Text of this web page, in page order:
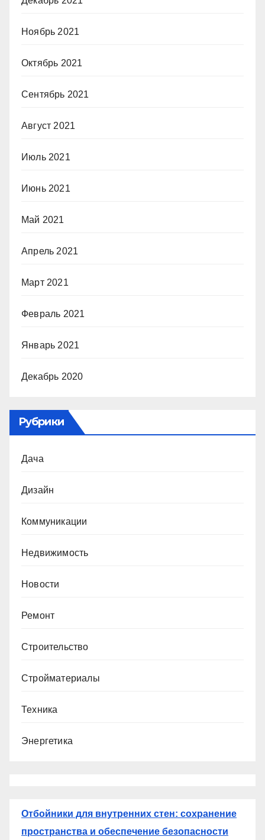
Ноябрь 2021
Октябрь 2021
Сентябрь 2021
Август 2021
Июль 2021
Июнь 2021
Май 2021
Апрель 2021
Март 2021
Февраль 2021
Январь 2021
Декабрь 2020
Рубрики
Дача
Дизайн
Коммуникации
Недвижимость
Новости
Ремонт
Строительство
Стройматериалы
Техника
Энергетика
Отбойники для внутренних стен: сохранение
пространства и обеспечение безопасности